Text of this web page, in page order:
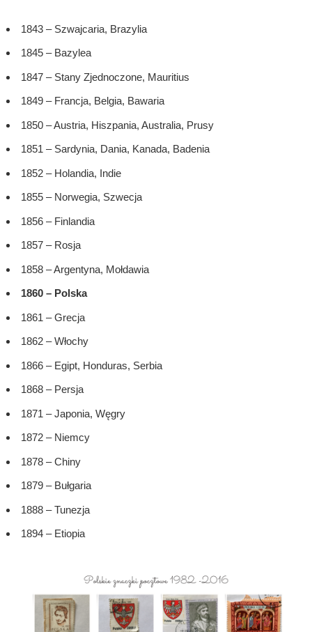
1843 – Szwajcaria, Brazylia
1845 – Bazylea
1847 – Stany Zjednoczone, Mauritius
1849 – Francja, Belgia, Bawaria
1850 – Austria, Hiszpania, Australia, Prusy
1851 – Sardynia, Dania, Kanada, Badenia
1852 – Holandia, Indie
1855 – Norwegia, Szwecja
1856 – Finlandia
1857 – Rosja
1858 – Argentyna, Mołdawia
1860 – Polska
1861 – Grecja
1862 – Włochy
1866 – Egipt, Honduras, Serbia
1868 – Persja
1871 – Japonia, Węgry
1872 – Niemcy
1878 – Chiny
1879 – Bułgaria
1888 – Tunezja
1894 – Etiopia